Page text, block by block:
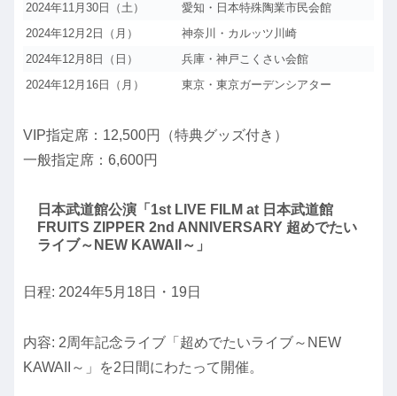
2024年11月30日（土）
愛知・日本特殊陶業市民会館
2024年12月2日（月）
神奈川・カルッツ川崎
2024年12月8日（日）
兵庫・神戸こくさい会館
2024年12月16日（月）
東京・東京ガーデンシアター
VIP指定席：12,500円（特典グッズ付き）
一般指定席：6,600円
日本武道館公演「1st LIVE FILM at 日本武道館
FRUITS ZIPPER 2nd ANNIVERSARY 超めでたい
ライブ～NEW KAWAII～」
日程: 2024年5月18日・19日
内容: 2周年記念ライブ「超めでたいライブ～NEW
KAWAII～」を2日間にわたって開催。